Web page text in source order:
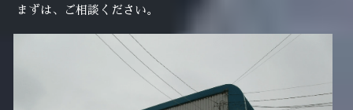
まずは、ご相談ください。